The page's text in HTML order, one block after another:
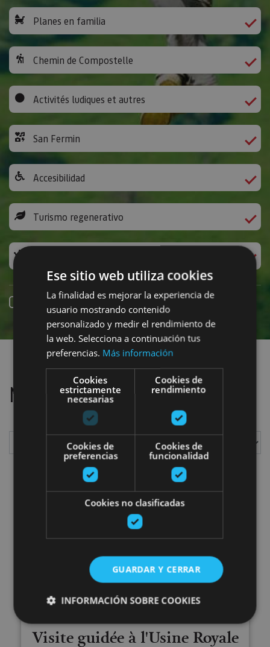
Planes en familia
Chemin de Compostelle
Activités ludiques et autres
San Fermin
Accesibilidad
Turismo regenerativo
Réservation en ligne
Recherchez des sorties
Nous avos trouvé1sorties
Visite guidée à l'Usine Royale
Visite guidée à l'Usine Royale
Ese sitio web utiliza cookies
La finalidad es mejorar la experiencia de
usuario mostrando contenido
personalizado y medir el rendimiento de
la web. Selecciona a continuación tus
preferencias. Más información
Cookies
estrictamente
necesarias
Cookies de
rendimiento
Cookies de
preferencias
Cookies de
funcionalidad
Cookies no clasificadas
GUARDAR Y CERRAR
INFORMACIÓN SOBRE COOKIES